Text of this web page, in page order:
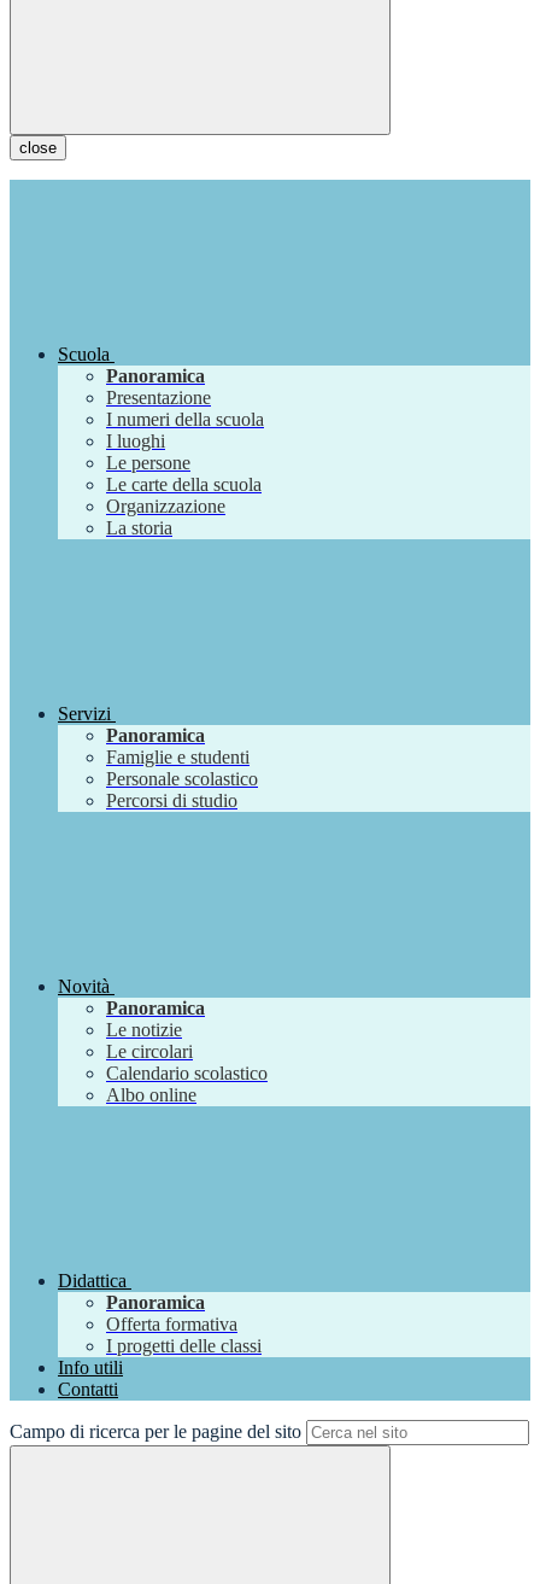
close
Scuola
Panoramica
Presentazione
I numeri della scuola
I luoghi
Le persone
Le carte della scuola
Organizzazione
La storia
Servizi
Panoramica
Famiglie e studenti
Personale scolastico
Percorsi di studio
Novità
Panoramica
Le notizie
Le circolari
Calendario scolastico
Albo online
Didattica
Panoramica
Offerta formativa
I progetti delle classi
Info utili
Contatti
Campo di ricerca per le pagine del sito